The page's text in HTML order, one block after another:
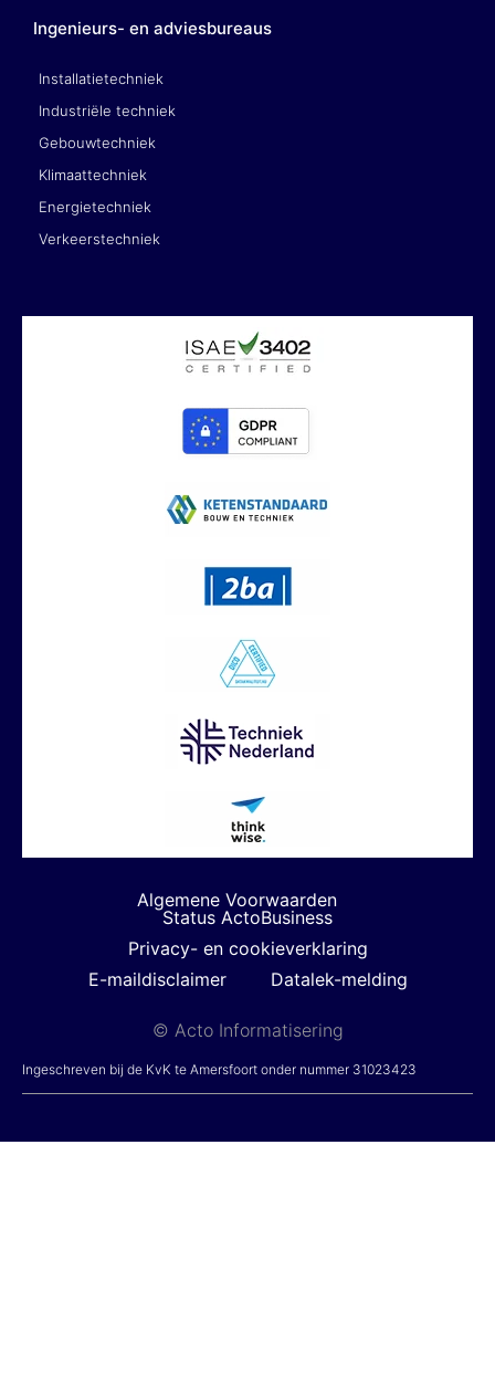
Ingenieurs- en adviesbureaus
Installatietechniek
Industriële techniek
Gebouwtechniek
Klimaattechniek
Energietechniek
Verkeerstechniek
Algemene Voorwaarden
Status ActoBusiness
Privacy- en cookieverklaring
E-maildisclaimer
Datalek-melding
© Acto Informatisering
Ingeschreven bij de KvK te Amersfoort onder nummer 31023423